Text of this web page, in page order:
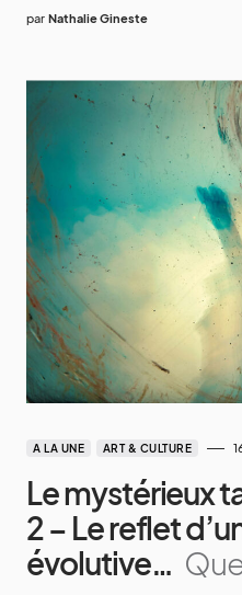
par Nathalie Gineste
A LA UNE ART & CULTURE
Le mystérieux
2 – Le reflet
évolutive…